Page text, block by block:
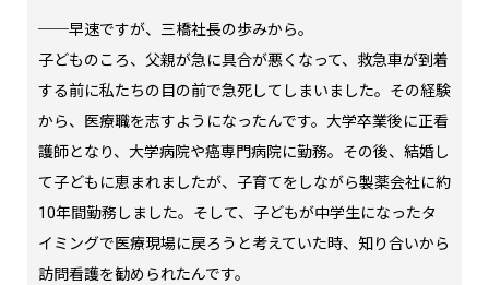
──早速ですが、三橋社長の歩みから。
子どものころ、父親が急に具合が悪くなって、救急車が到着
する前に私たちの目の前で急死してしまいました。その経験
から、医療職を志すようになったんです。大学卒業後に正看
護師となり、大学病院や癌専門病院に勤務。その後、結婚し
て子どもに恵まれましたが、子育てをしながら製薬会社に約
10年間勤務しました。そして、子どもが中学生になったタ
イミングで医療現場に戻ろうと考えていた時、知り合いから
訪問看護を勧められたんです。